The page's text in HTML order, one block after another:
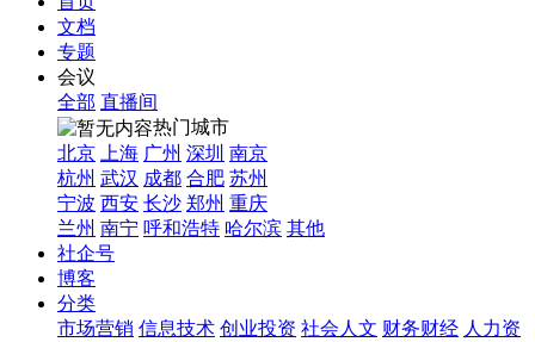
文档
专题
会议
全部 直播间
热门城市
北京
上海 广州 深圳 南京
杭州 武汉 成都 合肥 苏州
宁波 西安 长沙 郑州 重庆
兰州 南宁 呼和浩特 哈尔滨 其他
社企号
博客
分类
市场营销 信息技术 创业投资 社会人文 财务财经 人力资